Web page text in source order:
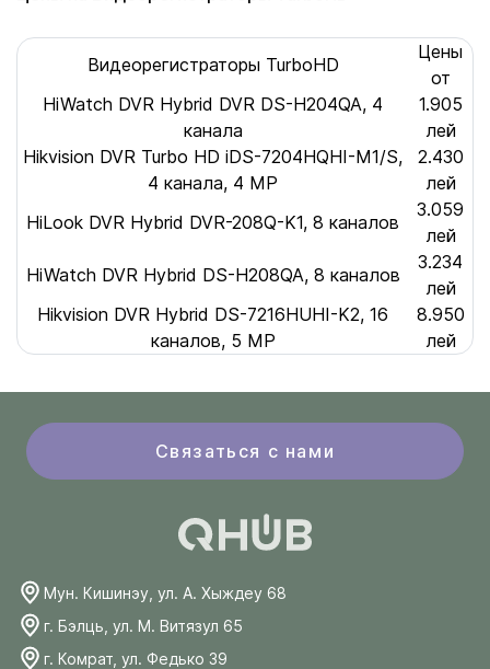
Видеорегистраторы TurboHD
Цены
от
HiWatch DVR Hybrid DVR DS-H204QA, 4
канала
1.905
лей
Hikvision DVR Turbo HD iDS-7204HQHI-M1/S,
4 канала, 4 MP
2.430
лей
HiLook DVR Hybrid DVR-208Q-K1, 8 каналов
3.059
лей
HiWatch DVR Hybrid DS-H208QA, 8 каналов
3.234
лей
Hikvision DVR Hybrid DS-7216HUHI-K2, 16
каналов, 5 MP
8.950
лей
Связаться с нами
Мун. Кишинэу, ул. А. Хыждеу 68
г. Бэлць, ул. М. Витязул 65
г. Комрат, ул. Федько 39